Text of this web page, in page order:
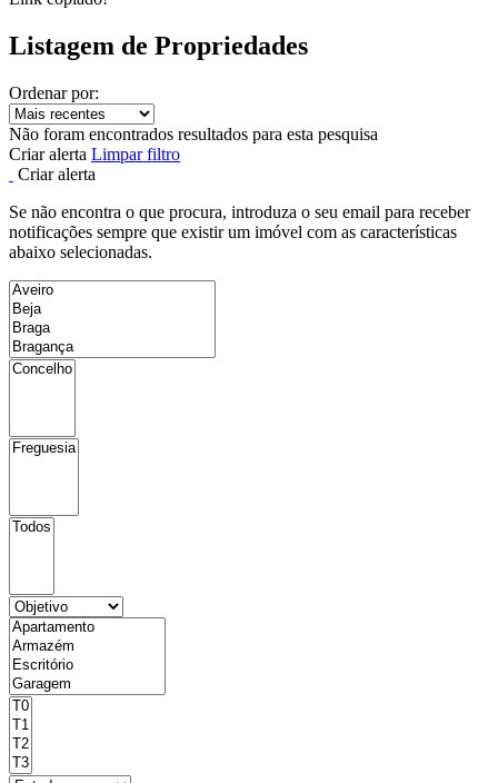
Listagem de Propriedades
Ordenar por:
Não foram encontrados resultados para esta pesquisa
Criar alerta Limpar filtro
Criar alerta
Se não encontra o que procura, introduza o seu email para receber
notificações sempre que existir um imóvel com as características
abaixo selecionadas.